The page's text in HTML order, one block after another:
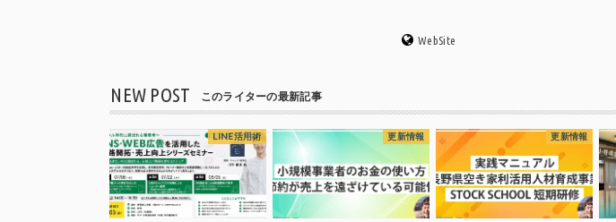
WebSite
NEW POST このライターの最新記事
LINE活用術 更新情報 更新情報